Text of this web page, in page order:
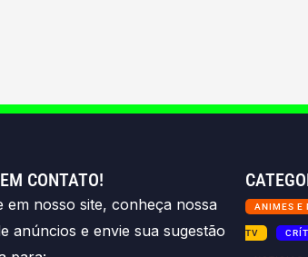
CONTATO!
em nosso site, conheça nossa
anúncios e envie sua sugestão
ANIMES E
TV